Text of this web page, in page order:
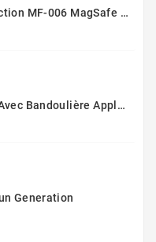
Coque De Protection MF-006 MagSafe PROTECT Pour Apple IPhone 17 Pro Noir
Coque Silicone Avec Bandoulière Apple IPhone 14 Pro Max (5) Bleu Marine
Generation